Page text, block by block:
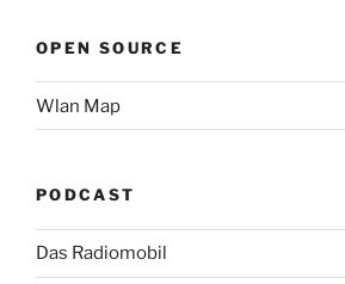
OPEN SOURCE
Wlan Map
PODCAST
Das Radiomobil